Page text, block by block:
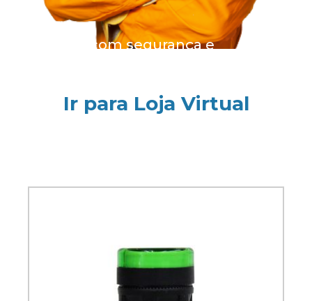
Compre com segurança e
Ir para Loja Virtual